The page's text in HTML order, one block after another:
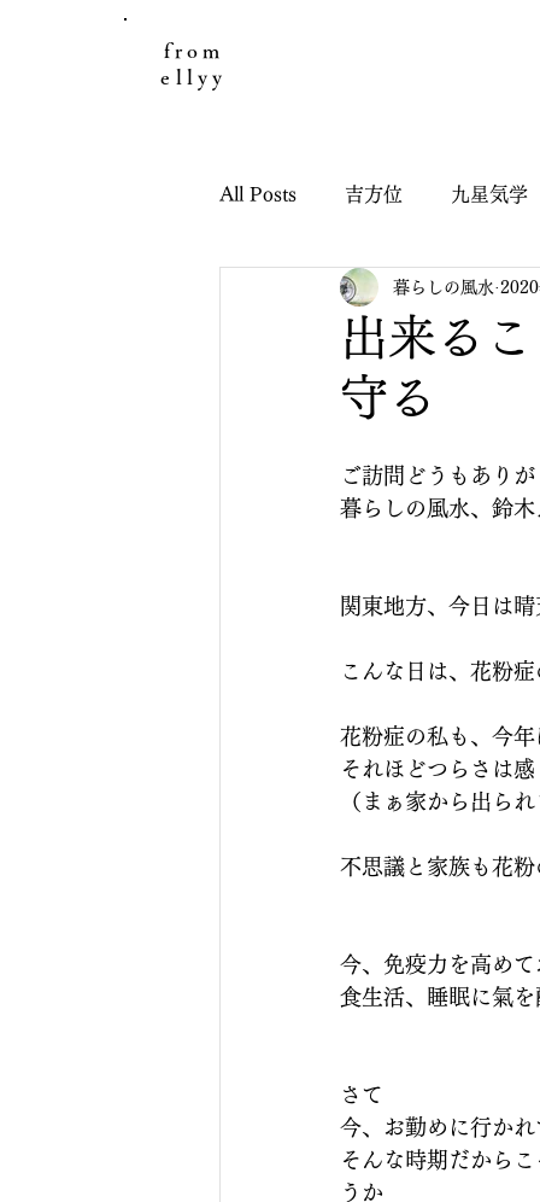
from
ellyy
All Posts 吉方位 九星気学
日々のこと お客様の声
引っ越し鑑定
干支九星吉方位 干支九星
出来る
守る
暮らしの風水
ご訪問どうもあり
暮らしの風水、鈴
関東地方、今日は
こんな日は、花粉
花粉症の私も、今
それほどつらさは
（まぁ家から出ら
不思議と家族も花
今、免疫力を高め
食生活、睡眠に氣
さて
今、お勤めに行か
そんな時期だから
うか